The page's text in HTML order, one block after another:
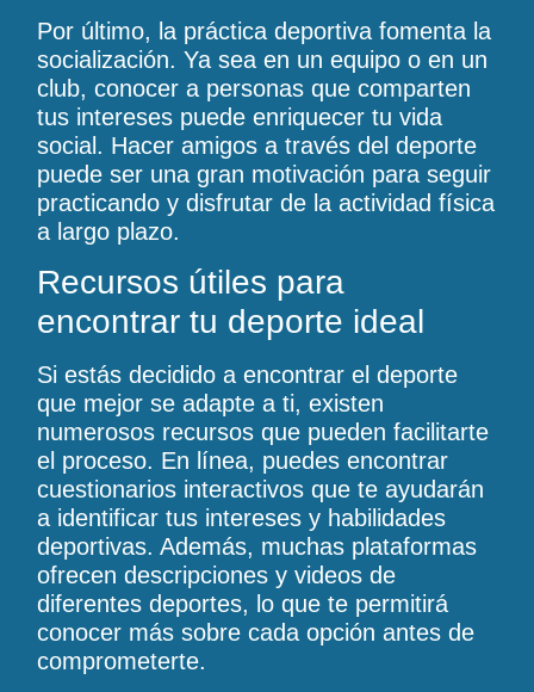
Por último, la práctica deportiva fomenta la
socialización. Ya sea en un equipo o en un
club, conocer a personas que comparten
tus intereses puede enriquecer tu vida
social. Hacer amigos a través del deporte
puede ser una gran motivación para seguir
practicando y disfrutar de la actividad física
a largo plazo.
Recursos útiles para
encontrar tu deporte ideal
Si estás decidido a encontrar el deporte
que mejor se adapte a ti, existen
numerosos recursos que pueden facilitarte
el proceso. En línea, puedes encontrar
cuestionarios interactivos que te ayudarán
a identificar tus intereses y habilidades
deportivas. Además, muchas plataformas
ofrecen descripciones y videos de
diferentes deportes, lo que te permitirá
conocer más sobre cada opción antes de
comprometerte.